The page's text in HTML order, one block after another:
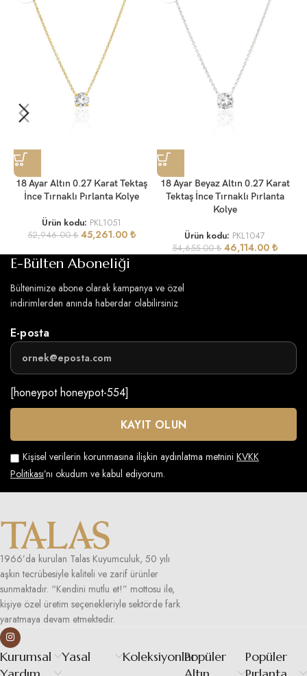
18 Ayar Altın 0.27 Karat Tektaş
İnce Tırnaklı Pırlanta Kolye
Ürün kodu: PKL1051
52,946.00₺ 45,261.00₺
18 Ayar Beyaz Altın 0.27 Karat
Tektaş İnce Tırnaklı Pırlanta
Kolye
Ürün kodu: PKL1047
54,655.00₺ 46,114.00₺
E-Bülten Aboneliği
Bültenimize abone olarak kampanya ve özel
indirimlerden anında haberdar olabilirsiniz
E-posta
[honeypot honeypot-554]
Kişisel verilerin korunmasına ilişkin aydınlatma metnini KVKK
Politikası’nı okudum ve kabul ediyorum.
1966’da kurulan Talas Kuyumculuk, 50 yılı
aşkın tecrübesiyle kaliteli ve zarif ürünler
sunmaktadır. “Kendini mutlu et!” mottosu ile,
kişiye özel üretim seçenekleriyle sektörde fark
yaratmaya devam etmektedir.
Kurumsal
Yasal KoleksiyonlarPopüler
Popüler